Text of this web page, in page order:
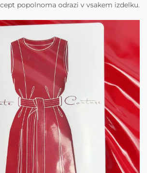
popolnoma odrazi v vsakem izdelku.